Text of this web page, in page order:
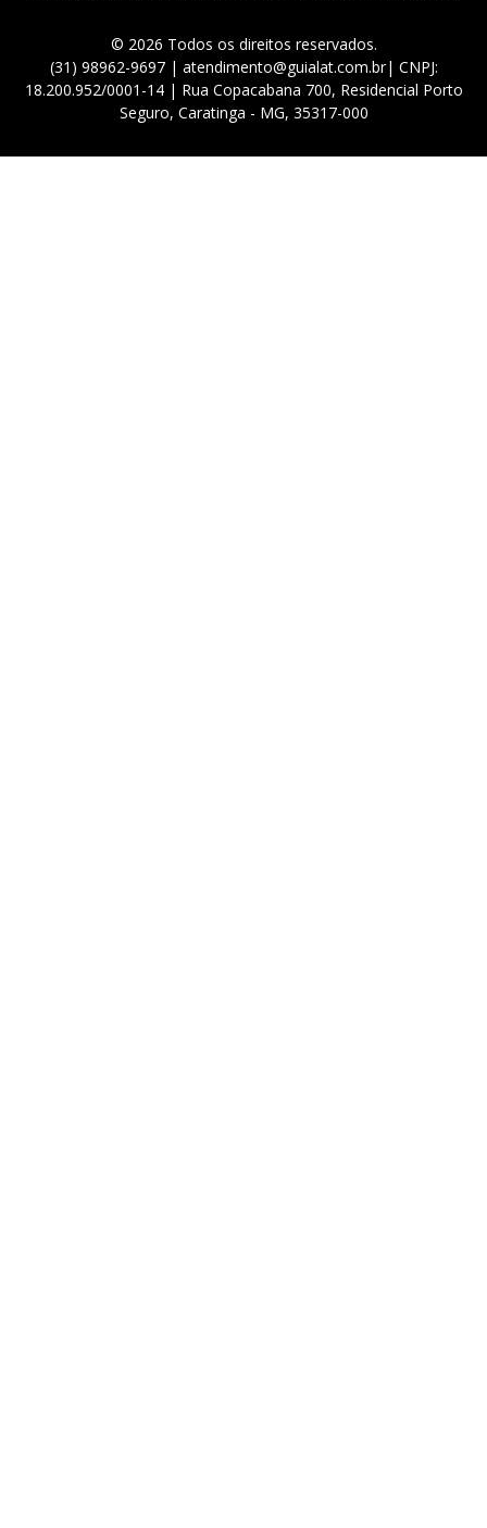
© 2026 Todos os direitos reservados.
(31) 98962-9697 | atendimento@guialat.com.br| CNPJ:
18.200.952/0001-14 | Rua Copacabana 700, Residencial Porto
Seguro, Caratinga - MG, 35317-000